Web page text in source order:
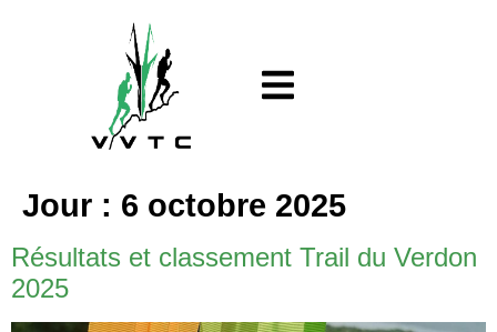
Jour : 6 octobre 2025
Résultats et classement Trail du Verdon
2025